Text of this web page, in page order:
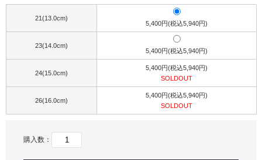
21(13.0cm)
5,400円(税込5,940円)
23(14.0cm)
5,400円(税込5,940円)
24(15.0cm)
5,400円(税込5,940円)
SOLDOUT
26(16.0cm)
5,400円(税込5,940円)
SOLDOUT
購入数：